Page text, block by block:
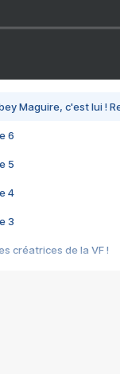
Maguire, c'est lui !
6
5
4
3
créatrices de la VF !